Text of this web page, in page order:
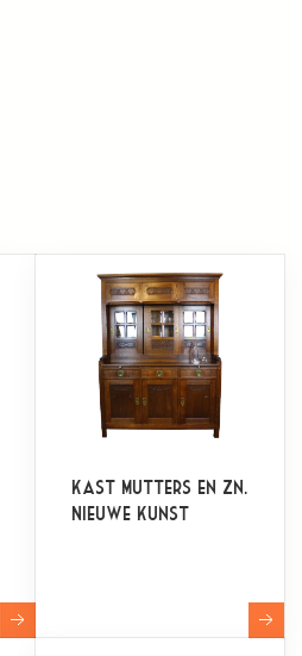
Kast Mutters en Zn.
Nieuwe Kunst